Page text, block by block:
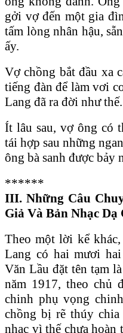
gởi vợ đến một gia
tấm lòng nhân hậu,
ấy.
Vợ chồng bắt đầu xa
tiếng đàn để làm vơi
Lang đã ra đời như thế.
Ít lâu sau, vợ ông có
tái hợp sau những
ông bà sanh được bảy
******
III. Những Câu
Giả Và Bản Nhạc Dạ
Theo một lời kể
Lang có hai mươi
Văn Lầu đặt tên tạm
năm 1917, theo chủ
chinh phụ vọng
chồng bị rẽ thúy
nhạc vì thế chưa hoàn